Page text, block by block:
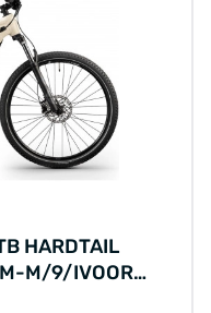
HARDTAIL
M/9/IVOOR